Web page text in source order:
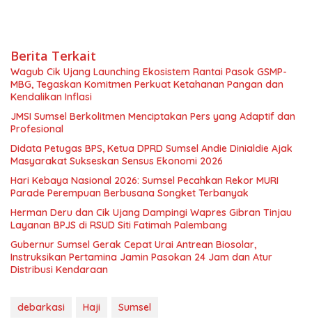
Berita Terkait
Wagub Cik Ujang Launching Ekosistem Rantai Pasok GSMP-
MBG, Tegaskan Komitmen Perkuat Ketahanan Pangan dan
Kendalikan Inflasi
JMSI Sumsel Berkolitmen Menciptakan Pers yang Adaptif dan
Profesional
Didata Petugas BPS, Ketua DPRD Sumsel Andie Dinialdie Ajak
Masyarakat Sukseskan Sensus Ekonomi 2026
Hari Kebaya Nasional 2026: Sumsel Pecahkan Rekor MURI
Parade Perempuan Berbusana Songket Terbanyak
Herman Deru dan Cik Ujang Dampingi Wapres Gibran Tinjau
Layanan BPJS di RSUD Siti Fatimah Palembang
Gubernur Sumsel Gerak Cepat Urai Antrean Biosolar,
Instruksikan Pertamina Jamin Pasokan 24 Jam dan Atur
Distribusi Kendaraan
debarkasi Haji Sumsel